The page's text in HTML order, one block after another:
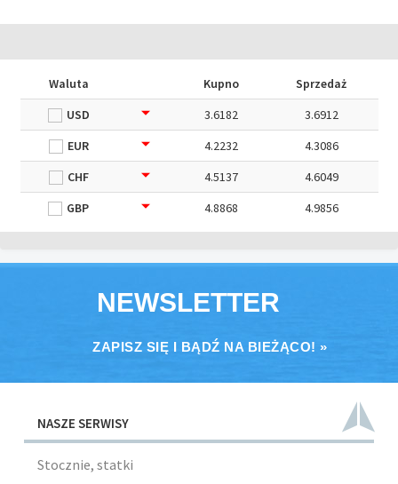
Waluta Kupno
Sprzedaż
USD
3.6182
3.6912
EUR
4.2232
4.3086
CHF
4.5137
4.6049
GBP
4.8868 4.9856
NEWSLETTER
ZAPISZ SIĘ I BĄDŹ NA BIEŻĄCO! »
NASZE SERWISY
Stocznie, statki